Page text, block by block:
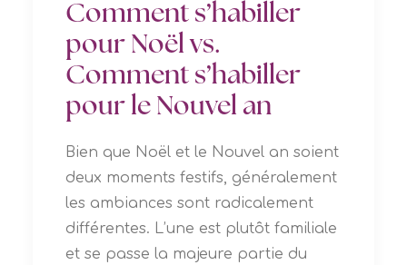
Comment s’habiller
pour Noël vs.
Comment s’habiller
pour le Nouvel an
Bien que Noël et le Nouvel an soient
deux moments festifs, généralement
les ambiances sont radicalement
différentes. L’une est plutôt familiale
et se passe la majeure partie du